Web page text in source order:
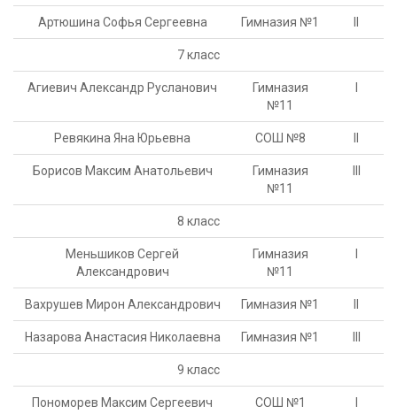
Артюшина Софья Сергеевна Гимназия №1
7 класс
Агиевич Александр Русланович
Гимназия
№11
Ревякина Яна Юрьевна СОШ №8
Борисов Максим Анатольевич
Гимназия
№11
8 класс
Меньшиков Сергей
Александрович
Гимназия
№11
Вахрушев Мирон Александрович Гимназия №1
Назарова Анастасия Николаевна Гимназия №1
9 класс
Пономорев Максим Сергеевич СОШ №1